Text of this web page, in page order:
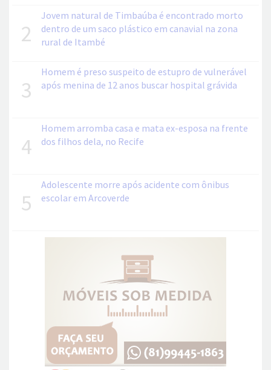
2
Jovem natural de Timbaúba é encontrado morto
dentro de um saco plástico em canavial na zona
rural de Itambé
3
Homem é preso suspeito de estupro de vulnerável
após menina de 12 anos buscar hospital grávida
4
Homem arromba casa e mata ex-esposa na frente
dos filhos dela, no Recife
5
Adolescente morre após acidente com ônibus
escolar em Arcoverde